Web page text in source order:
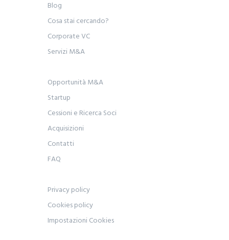
Blog
Cosa stai cercando?
Corporate VC
Servizi M&A
Opportunità M&A
Startup
Cessioni e Ricerca Soci
Acquisizioni
Contatti
FAQ
Privacy policy
Cookies policy
Impostazioni Cookies